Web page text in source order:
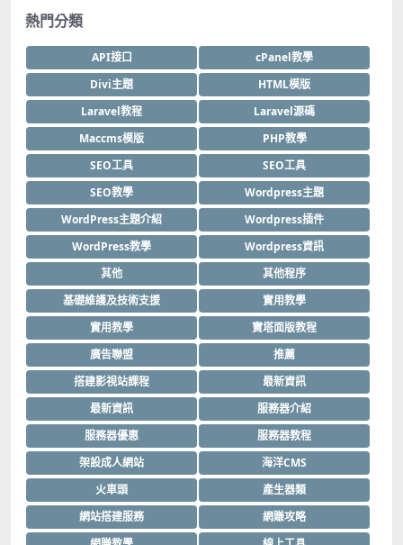
熱門分類
API接口
cPanel教學
Divi主題
HTML模版
Laravel教程
Laravel源碼
Maccms模版
PHP教學
SEO工具
SEO工具
SEO教學
Wordpress主題
WordPress主題介紹
Wordpress插件
WordPress教學
Wordpress資訊
其他
其他程序
基礎維護及技術支援
實用教學
實用教學
寶塔面版教程
廣告聯盟
推薦
搭建影視站課程
最新資訊
最新資訊
服務器介紹
服務器優惠
服務器教程
架設成人網站
海洋CMS
火車頭
產生器類
網站搭建服務
網賺攻略